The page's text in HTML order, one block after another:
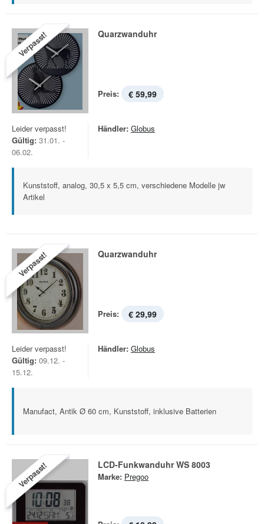
Verpasst! Quarzwanduhr
Preis: € 59,99
Leider verpasst!
Gültig: 31.01. -
06.02.
Händler: Globus
Kunststoff, analog, 30,5 x 5,5 cm, verschiedene Modelle jw
Artikel
Verpasst! Quarzwanduhr
Preis: € 29,99
Leider verpasst!
Gültig: 09.12. -
15.12.
Händler: Globus
Manufact, Antik Ø 60 cm, Kunststoff, inklusive Batterien
Verpasst! LCD-Funkwanduhr WS 8003
Marke: Pregoo